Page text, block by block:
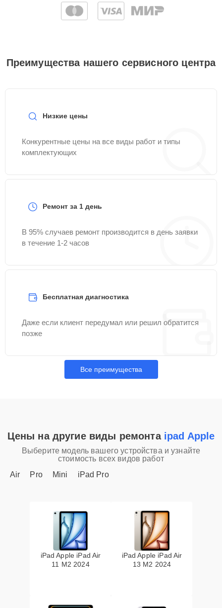
Преимущества нашего сервисного центра
Низкие цены
Конкурентные цены на все виды работ и типы
комплектующих
Ремонт за 1 день
В 95% случаев ремонт производится в день заявки
в течение 1-2 часов
Бесплатная диагностика
Даже если клиент передумал или решил обратится
позже
Все преимущества
Цены на другие виды ремонта ipad Apple
Выберите модель вашего устройства и узнайте
стоимость всех видов работ
Air
Pro Mini iPad Pro
iPad Apple iPad Air
11 M2 2024
iPad Apple iPad Air
13 M2 2024